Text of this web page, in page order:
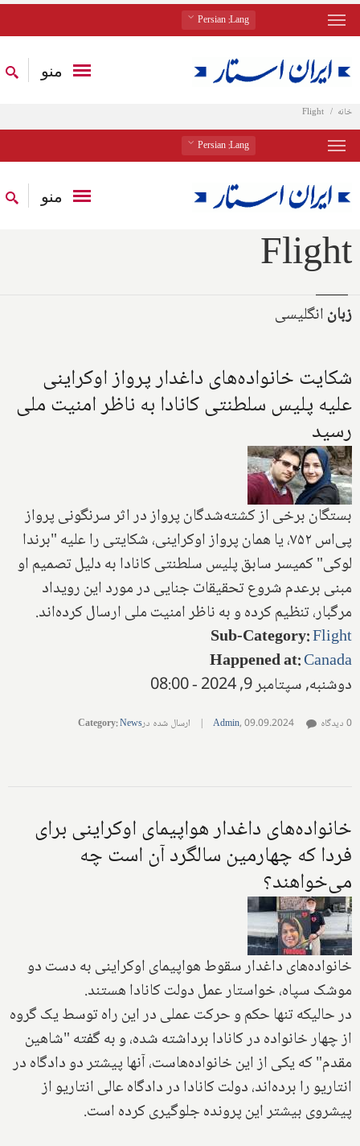
Lang
: Persian
منو
خانه Flight
Lang
: Persian
منو
Flight
زبانانگلیسی
شکایت خانواده‌های داغدار پرواز اوکراینی
علیه پلیس سلطنتی کانادا به ناظر امنیت ملی
رسید
بستگان برخی از کشته‌شدگان پرواز در اثر سرنگونی پرواز
پی‌اس ۷۵۲، یا همان پرواز اوکراینی، شکایتی را علیه "برندا
لوکی" کمیسر سابق پلیس سلطنتی کانادا به دلیل تصمیم او
مبنی برعدم شروع تحقیقات جنایی در مورد این رویداد
مرگبار، تنظیم کرده و به ناظر امنیت ملی ارسال کرده‌اند.
Sub-Category:Flight
Happened at:Canada
دوشنبه, سپتامبر 9, 2024 - 08:00
Admin,09.09.2024
| ارسال شده در Category:News 0 دیدگاه
خانواده‌های داغدار هواپیمای اوکراینی برای
فردا که چهارمین سالگرد آن است چه
می‌خواهند؟
خانواده‌های داغدار سقوط هواپیمای اوکراینی به دست دو
موشک سپاه، خواستار عمل دولت کانادا هستند.
در حالیکه تنها حکم و حرکت عملی در این راه توسط یک گروه
از چهار خانواده در کانادا برداشته شده، و به گفته "شاهین
مقدم" که یکی از این خانواده‌هاست، آنها پیشتر دو دادگاه در
انتاریو را برده‌اند، دولت کانادا در دادگاه عالی انتاریو از
پیشروی بیشتر این پرونده جلوگیری کرده است.